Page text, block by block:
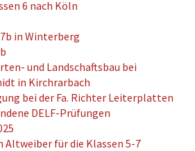
6 nach Köln
in Winterberg
und Landschaftsbau bei
in Kirchrarbach
bei der Fa. Richter Leiterplatten
DELF-Prüfungen
Altweiber für die Klassen 5-7